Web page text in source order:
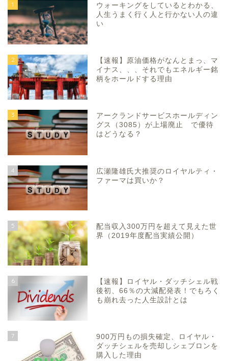
1
ウォーキングをしているとわかる、
人生うまく行く人と行かない人の違
い
2
【速報】原油価格がなんとまっ、マ
イナス、、、それでもエネルギー銘
柄をホールドする理由
3
アークランドサービスホールディン
グス（3085）が上場廃止 で優待
はどうなる？
4
広瀬隆雄氏大推奨のロイヤルティ・
ファーマは買いか？
5
配当収入300万円を超えて見えた世
界（2019年度配当実績公開）
6
【速報】ロイヤル・ダッチシェル戦
後初、66％の大減配発表！でもろく
も崩れ去った人生設計とは
7
900万円もの損失確定、ロイヤル・
ダッチシェルを売却しシェブロンを
購入した理由